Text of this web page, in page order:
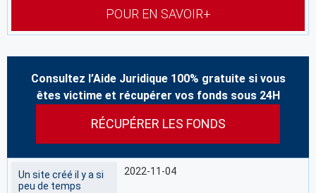
POUR EN SAVOIR+
Consultez l’Aide Juridique 100% gratuite si vous
êtes victime et récupérer vos fonds sous 24H
RÉCUPÉRER LES FONDS
Un site créé il y a si
peu de temps
2022-11-04